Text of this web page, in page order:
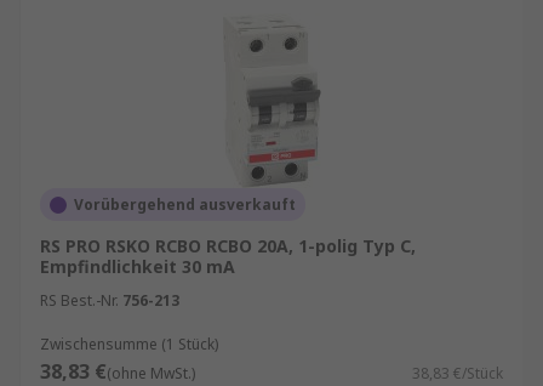
Vorübergehend ausverkauft
RS PRO RSKO RCBO RCBO 20A, 1-polig Typ C,
Empfindlichkeit 30 mA
RS Best.-Nr. 756-213
Zwischensumme (1 Stück)
38,83 €(ohne MwSt.) 38,83 €/Stück